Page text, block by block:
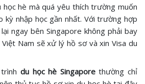
hè mà quá yêu thích trường muốn
kỳ nhập học gần nhất. Với trường hợp
ngay bên Singapore không phải bay
Nam sẽ xử lý hồ sơ và xin Visa du
du học hè Singaporethường chỉ